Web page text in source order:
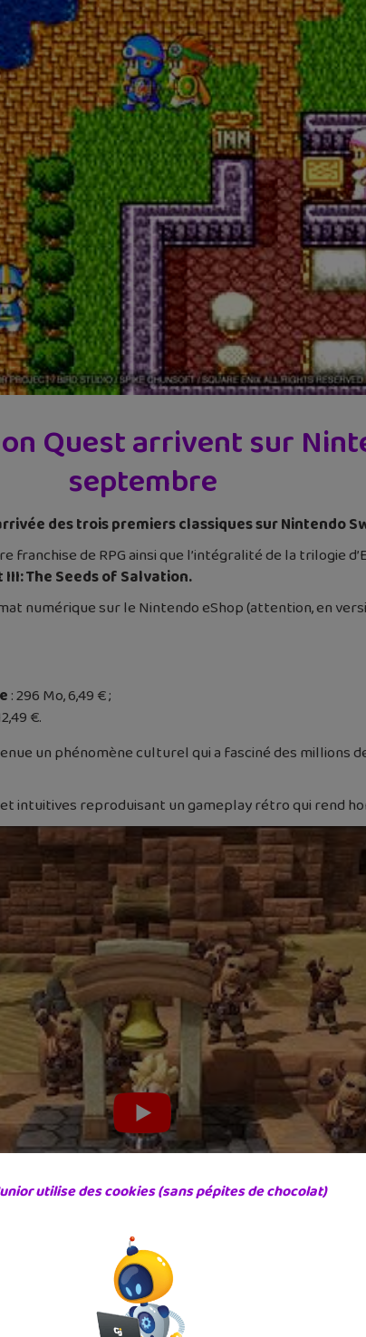
Quest arrivent sur
septembre
des trois premiers classiques sur Nintendo
de RPG ainsi que l’intégralité de la trilogie
The Seeds of Salvation.
numérique sur le Nintendo eShop (attention, en
: 296 Mo, 6,49 € ;
€.
un phénomène culturel qui a fasciné des millions
intuitives reproduisant un gameplay rétro qui rend
utilise des cookies (sans pépites de chocolat)